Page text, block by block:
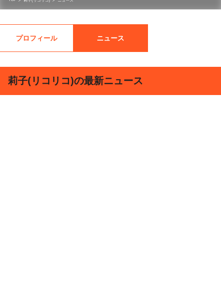
プロフィール ニュース
莉子(リコリコ)の最新ニュース